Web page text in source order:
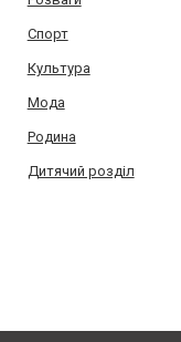
Спорт
Культура
Мода
Родина
Дитячий розділ